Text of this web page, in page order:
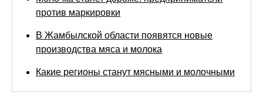
против маркировки
В Жамбылской области появятся новые
производства мяса и молока
Какие регионы станут мясными и молочными